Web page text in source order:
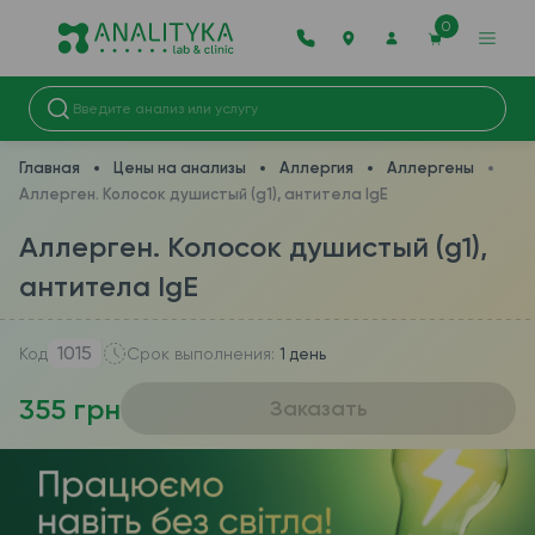
0
Главная Цены на анализы Аллергия
Аллергены
Аллерген. Колосок душистый (g1), антитела IgE
Аллерген. Колосок душистый (g1),
антитела IgE
Код 1015 Срок выполнения: 1 день
355 грн Заказать